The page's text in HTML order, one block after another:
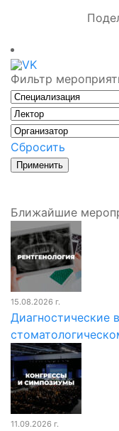
Фильтр
Сбросить
Ближайшие
15.08.2026 г.
Диагностические
11.09.2026 г.